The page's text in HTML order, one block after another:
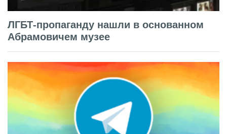
ЛГБТ-пропаганду нашли в основанном
Абрамовичем музее